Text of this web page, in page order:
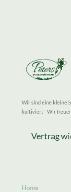
Wir sind eine kleine
kultiviert - Wir
Vertrag
Home